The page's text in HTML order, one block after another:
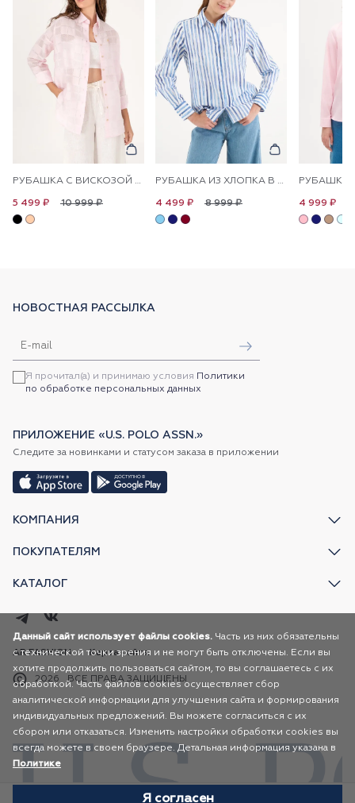
РУБАШКА С ВИСКОЗОЙ СВОБОДНАЯ
10 999 ₽
5 499 ₽
РУБАШКА ИЗ ХЛОПКА В ПОЛОСКУ ПРЯМАЯ
8 999 ₽
4 499 ₽ 4 999 ₽
КОМПАНИЯ
ПОКУПАТЕЛЯМ
КАТАЛОГ
НОВОСТНАЯ РАССЫЛКА
Я прочитал(а) и принимаю условия Политики
по обработке персональных данных
ПРИЛОЖЕНИЕ «U.S. POLO ASSN.»
Следите за новинками и статусом заказа в приложении
2026 ВСЕ ПРАВА ЗАЩИЩЕНЫ
AR FASHION Карта сайта
Данный сайт использует файлы cookies. Часть из них обязательны
с технической точки зрения и не могут быть отключены. Если вы
хотите продолжить пользоваться сайтом, то вы соглашаетесь с их
обработкой. Часть файлов cookies осуществляет сбор
аналитической информации для улучшения сайта и формирования
индивидуальных предложений. Вы можете согласиться с их
сбором или отказаться. Изменить настройки обработки cookies вы
всегда можете в своем браузере. Детальная информация указана в
Политике
Я согласен